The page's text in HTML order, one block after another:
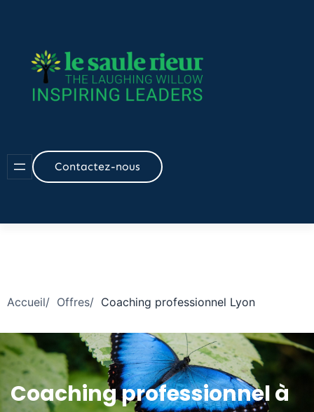
contenu
Contactez-nous
Accueil/ Offres/ Coaching professionnel Lyon
Coaching professionnel à